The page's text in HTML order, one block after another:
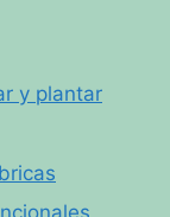
y plantar